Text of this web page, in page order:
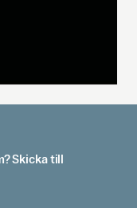
Skicka till